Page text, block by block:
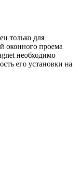
только для
оконного проема
необходимо
его установки на